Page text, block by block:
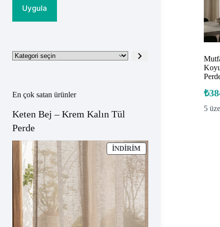
₺
5
Uygula
Kategori
seçin
En çok satan ürünler
Keten Bej – Krem Kalın Tül
Perde
İNDIRIMİNDIRIMDEKI
ÜRÜN